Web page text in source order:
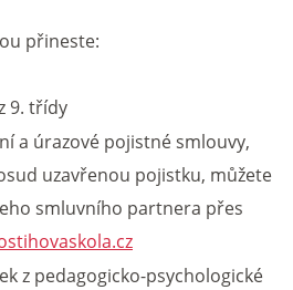
přineste:
9. třídy
a úrazové pojistné smlouvy,
uzavřenou pojistku, můžete
smluvního partnera přes
z pedagogicko-psychologické